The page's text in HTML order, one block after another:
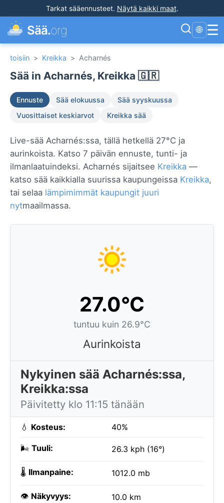
Tarkat sääennusteet. Näytä kaikki maat.
Sää.org 🌐 ☰
toisiin > Kreikka > Acharnés
Sää in Acharnés, Kreikka 🇬🇷
Ennuste Sää elokuussa
Sää syyskuussa
Vuosittaiset keskiarvot
Kreikka sää
Live-sää Acharnés:ssa, tällä hetkellä 27°C ja
aurinkoista. Katso 7 päivän ennuste, tunti- ja
ilmanlaatuindeksi. Acharnés sijaitsee Kreikka —
katso sää kaikkialla suurissa kaupungeissa Kreikka,
tai selaa lämpimimmät kaupungit juuri
nytmaailmassa.
27.0°C
tuntuu kuin 26.9°C
Aurinkoista
Nykyinen sää Acharnés:ssa,
Kreikka:ssa
Päivitetty klo 11:15 tänään
💧 Kosteus: 40%
🌬️ Tuuli: 26.3 kph (16°)
🌡️ Ilmanpaine: 1012.0 mb
👁️ Näkyvyys: 10.0 km